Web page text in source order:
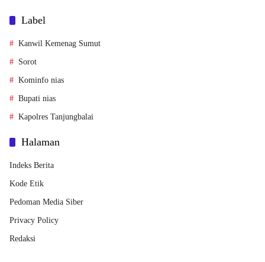
Label
Kanwil Kemenag Sumut
Sorot
Kominfo nias
Bupati nias
Kapolres Tanjungbalai
Halaman
Indeks Berita
Kode Etik
Pedoman Media Siber
Privacy Policy
Redaksi